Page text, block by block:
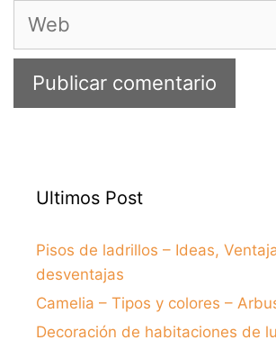
Web
Ultimos Post
Pisos de ladrillos – Ideas,
desventajas
Camelia – Tipos y colores –
Decoración de habitaciones de